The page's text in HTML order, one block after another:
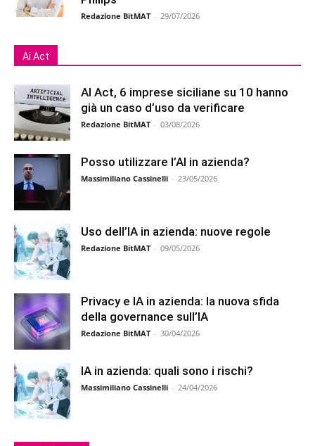
Redazione BitMAT - 29/07/2026
Ai Act
AI Act, 6 imprese siciliane su 10 hanno
già un caso d’uso da verificare
Redazione BitMAT - 03/08/2026
Posso utilizzare l’AI in azienda?
Massimiliano Cassinelli - 23/05/2026
Uso dell’IA in azienda: nuove regole
Redazione BitMAT - 09/05/2026
Privacy e IA in azienda: la nuova sfida
della governance sull’IA
Redazione BitMAT - 30/04/2026
IA in azienda: quali sono i rischi?
Massimiliano Cassinelli - 24/04/2026